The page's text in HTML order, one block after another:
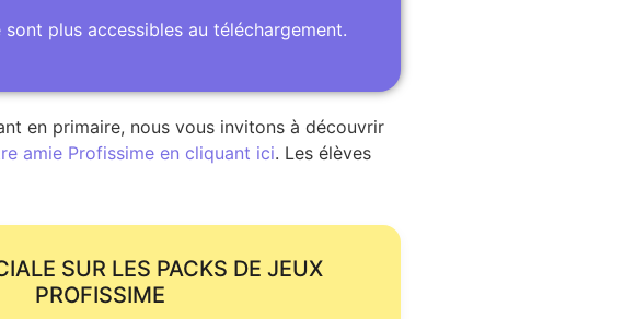
sont plus accessibles au téléchargement.
en primaire, nous vous invitons à découvrir
amie Profissime en cliquant ici. Les élèves
SUR LES PACKS DE JEUX
PROFISSIME